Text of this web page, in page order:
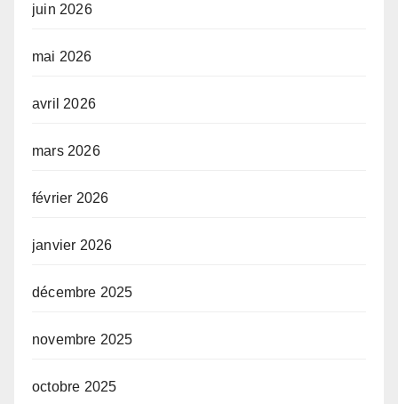
juin 2026
mai 2026
avril 2026
mars 2026
février 2026
janvier 2026
décembre 2025
novembre 2025
octobre 2025